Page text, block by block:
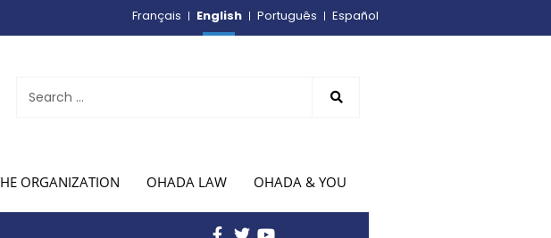
Français English Português Español
ORGANIZATION OHADA LAW OHADA & YOU